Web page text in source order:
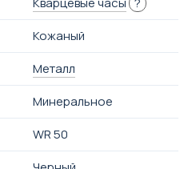
Кожаный
Металл
Минеральное
WR 50